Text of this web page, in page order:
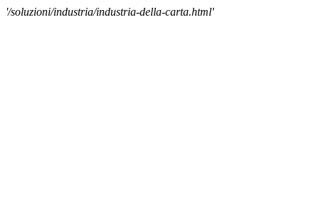
'/soluzioni/industria/industria-della-carta.html'